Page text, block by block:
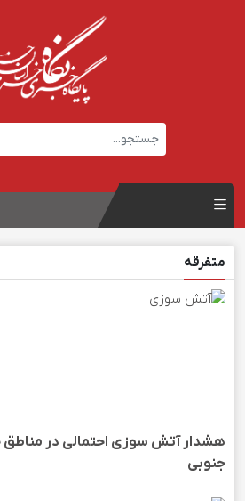
متفرقه
هشدار آتش سوزی احتمالی در
جنوبی